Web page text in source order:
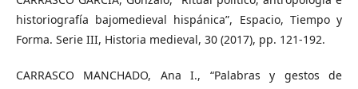
historiografía bajomedieval hispánica”, Espacio, Tiempo y
Forma. Serie III, Historia medieval, 30 (2017), pp. 121-192.
CARRASCO MANCHADO, Ana I., “Palabras y gestos de